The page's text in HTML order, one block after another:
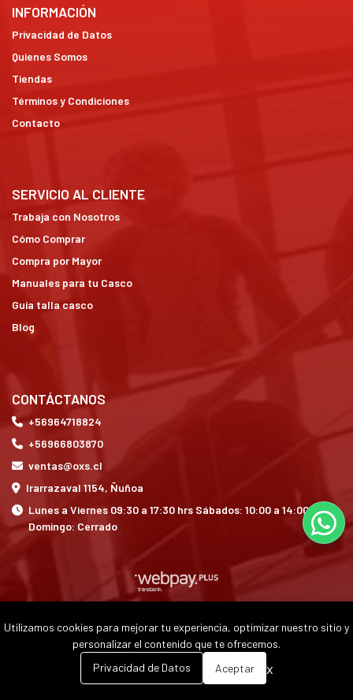
INFORMACIÓN
Privacidad de Datos
Quienes Somos
Tiendas
Términos y Condiciones
Contacto
SERVICIO AL CLIENTE
Trabaja con Nosotros
Cómo Comprar
Compra por Mayor
Manuales para tu Casco
Guía talla casco
Blog
CONTÁCTANOS
+56964718824
+56966803870
ventas@oxs.cl
Irarrazaval 1154, Ñuñoa
Lunes a Viernes 09:30 a 17:30 hrs Sábados: 10:00 a 14:00 hrs
Domingo: Cerrado
OXS © 2026
Utilizamos cookies para mejorar tu experiencia, optimizar nuestro sitio y
personalizar el contenido que te ofrecemos.
Privacidad de Datos
Aceptar x